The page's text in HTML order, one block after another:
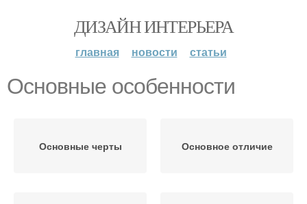
ДИЗАЙН ИНТЕРЬЕРА
главная новости статьи
Основные особенности
Основные черты Основное отличие